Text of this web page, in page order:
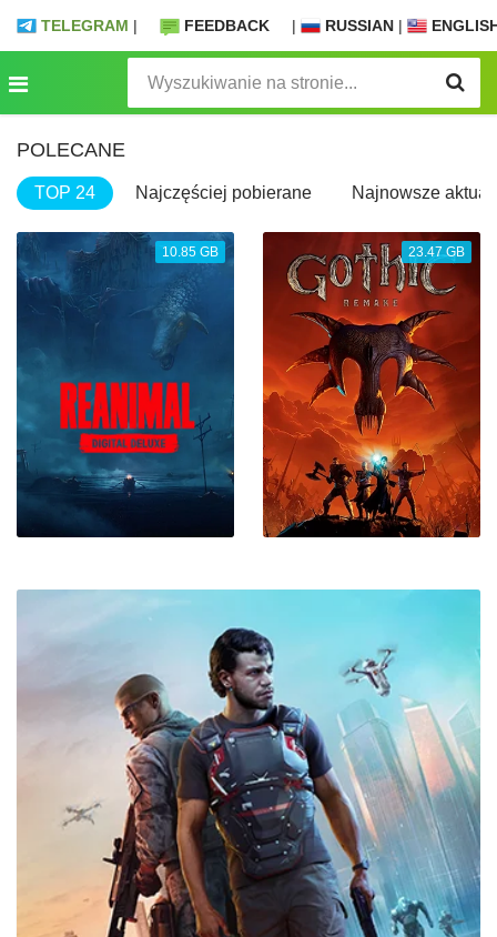
TELEGRAM | FEEDBACK | RUSSIAN |
POLECANE
TOP 24 Najczęściej pobierane Najnowsze
10.85 GB 23.47 GB